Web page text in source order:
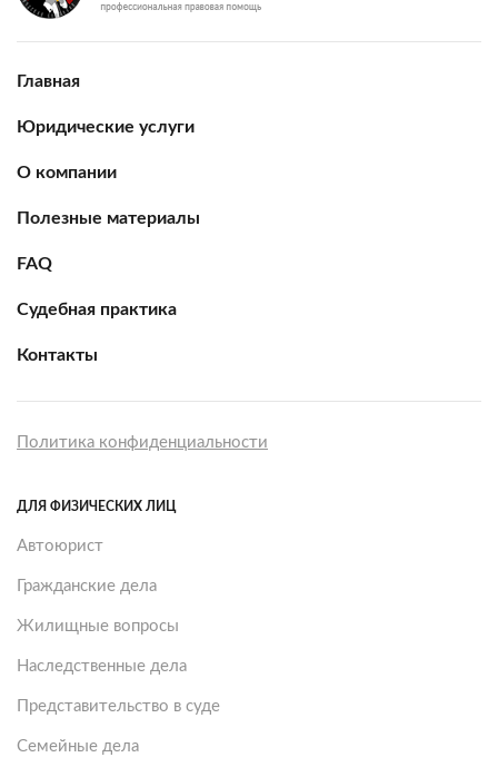
Главная
Юридические услуги
О компании
Полезные материалы
FAQ
Судебная практика
Контакты
Политика конфиденциальности
ДЛЯ ФИЗИЧЕСКИХ ЛИЦ
Автоюрист
Гражданские дела
Жилищные вопросы
Наследственные дела
Представительство в суде
Семейные дела